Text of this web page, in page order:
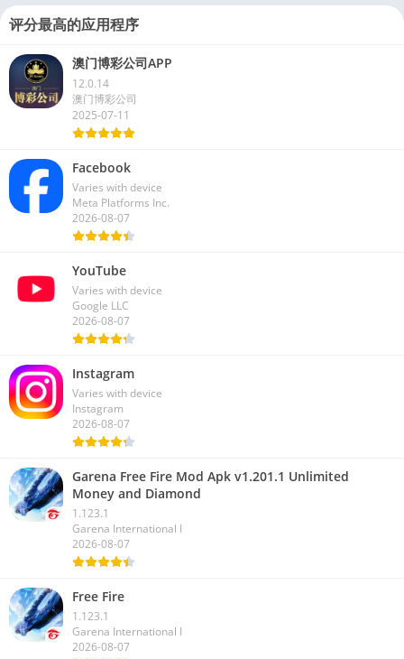
评分最高的应用程序
澳门博彩公司APP
12.0.14
澳门博彩公司
2025-07-11
Facebook
Varies with device
Meta Platforms Inc.
2026-08-07
YouTube
Varies with device
Google LLC
2026-08-07
Instagram
Varies with device
Instagram
2026-08-07
Garena Free Fire Mod Apk v1.201.1 Unlimited
Money and Diamond
1.123.1
Garena International I
2026-08-07
Free Fire
1.123.1
Garena International I
2026-08-07